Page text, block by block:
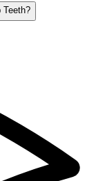
Teeth?